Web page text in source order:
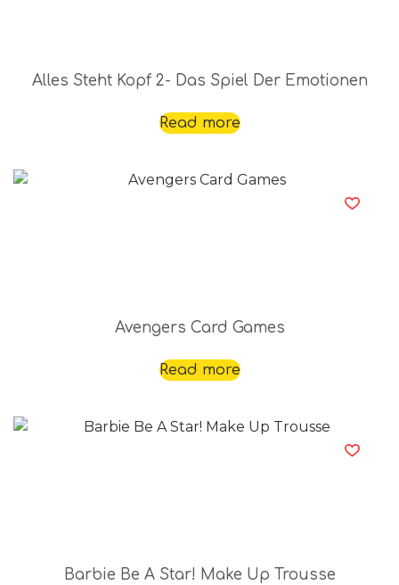
Alles Steht Kopf 2- Das Spiel Der Emotionen
Read more
Avengers Card Games
Read more
Barbie Be A Star! Make Up Trousse